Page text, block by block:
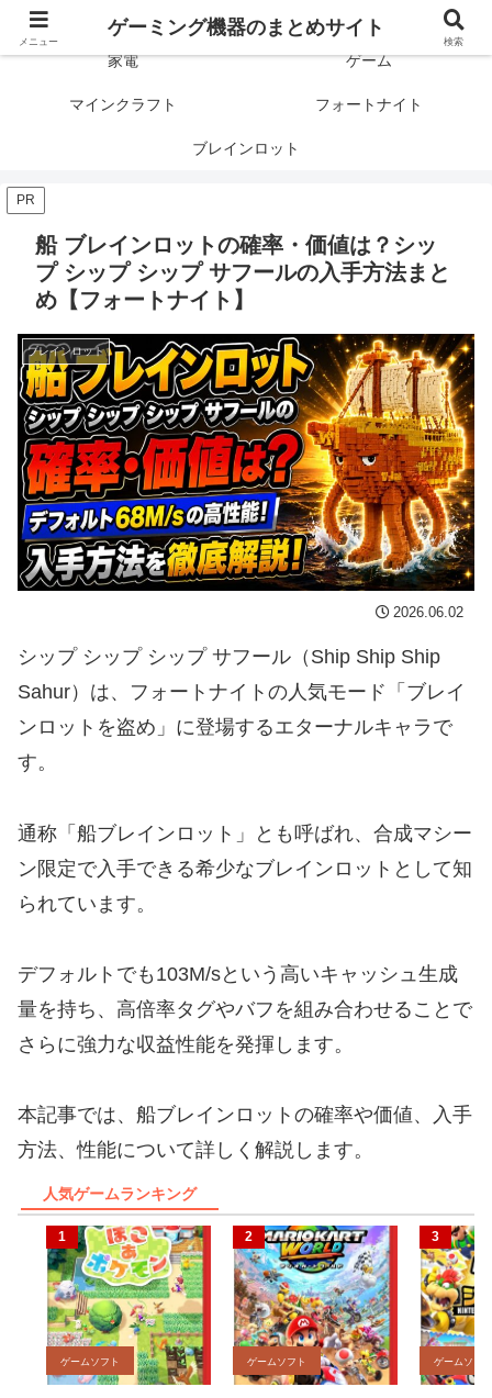
ゲーミング製品の口コミや評判と比較を紹介します！
家電 ゲーム
マインクラフト フォートナイト
ブレインロット
PR
船 ブレインロットの確率・価値は？シッ
プ シップ シップ サフールの入手方法まと
め【フォートナイト】
ブレインロット
2026.06.02
シップ シップ シップ サフール（Ship Ship Ship
Sahur）は、フォートナイトの人気モード「ブレイ
ンロットを盗め」に登場するエターナルキャラで
す。
通称「船ブレインロット」とも呼ばれ、合成マシー
ン限定で入手できる希少なブレインロットとして知
られています。
デフォルトでも103M/sという高いキャッシュ生成
量を持ち、高倍率タグやバフを組み合わせることで
さらに強力な収益性能を発揮します。
本記事では、船ブレインロットの確率や価値、入手
方法、性能について詳しく解説します。
人気ゲームランキング
ゲームソフト ゲームソフト ゲームソフト
メニュー
ゲーミング機器のまとめサイト
検索